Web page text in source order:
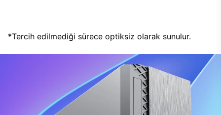
*Tercih edilmediği sürece optiksiz olarak sunulur.